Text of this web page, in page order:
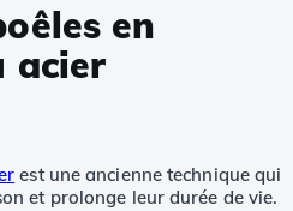
en
acier
est une ancienne technique qui
et prolonge leur durée de vie.